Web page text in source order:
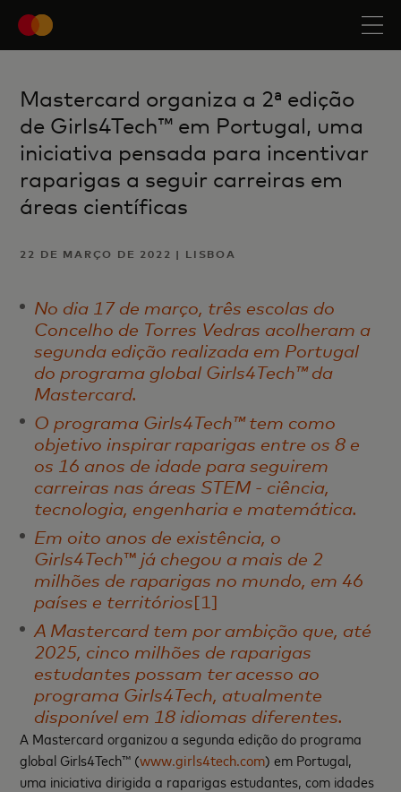
Mastercard organiza a 2ª edição
de Girls4Tech™ em Portugal, uma
iniciativa pensada para incentivar
raparigas a seguir carreiras em
áreas científicas
22 DE MARÇO DE 2022 | LISBOA
No dia 17 de março, três escolas do
Concelho de Torres Vedras acolheram a
segunda edição realizada em Portugal
do programa global Girls4Tech™ da
Mastercard.
O programa Girls4Tech™ tem como
objetivo inspirar raparigas entre os 8 e
os 16 anos de idade para seguirem
carreiras nas áreas STEM - ciência,
tecnologia, engenharia e matemática.
Em oito anos de existência, o
Girls4Tech™ já chegou a mais de 2
milhões de raparigas no mundo, em 46
países e territórios[1]
A Mastercard tem por ambição que, até
2025, cinco milhões de raparigas
estudantes possam ter acesso ao
programa Girls4Tech, atualmente
disponível em 18 idiomas diferentes.
A Mastercard organizou a segunda edição do programa
global Girls4Tech™ (www.girls4tech.com) em Portugal,
uma iniciativa dirigida a raparigas estudantes, com idades